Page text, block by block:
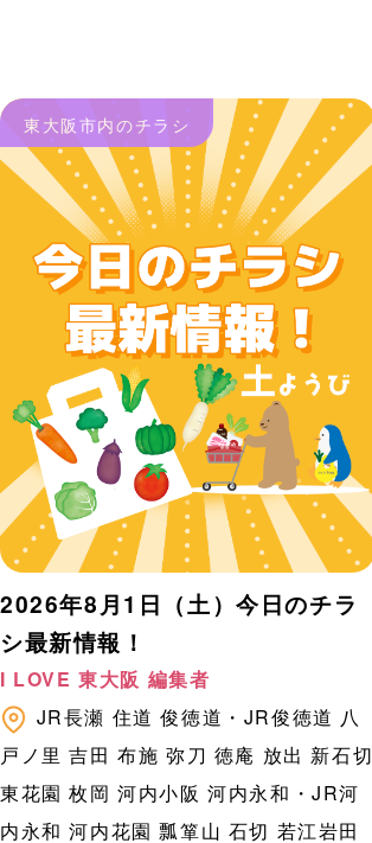
東大阪市内のチラシ
2026年8月1日（土）今日のチラ
シ最新情報！
I LOVE 東大阪 編集者
JR長瀬 住道 俊徳道・JR俊徳道 八
戸ノ里 吉田 布施 弥刀 徳庵 放出 新石切
東花園 枚岡 河内小阪 河内永和・JR河
内永和 河内花園 瓢箪山 石切 若江岩田